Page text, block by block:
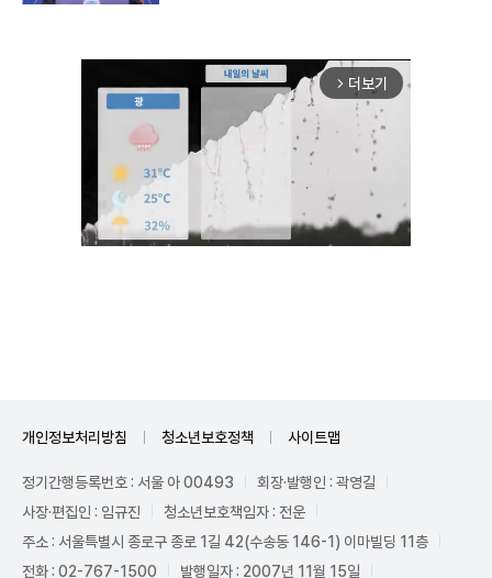
arrow_forward_ios 더보기
개인정보처리방침 청소년보호정책 사이트맵
정기간행등록번호 : 서울 아 00493
회장·발행인 : 곽영길
사장·편집인 : 임규진
청소년보호책임자 : 전운
주소 : 서울특별시 종로구 종로 1길 42(수송동 146-1) 이마빌딩 11층
전화 : 02-767-1500
발행일자 : 2007년 11월 15일